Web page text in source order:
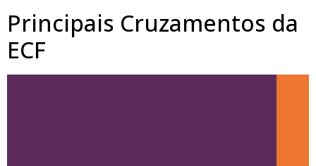
Principais Cruzamentos da
ECF